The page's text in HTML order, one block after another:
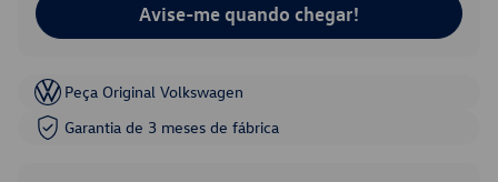
Avise-me quando chegar!
Peça Original Volkswagen
Garantia de 3 meses de fábrica